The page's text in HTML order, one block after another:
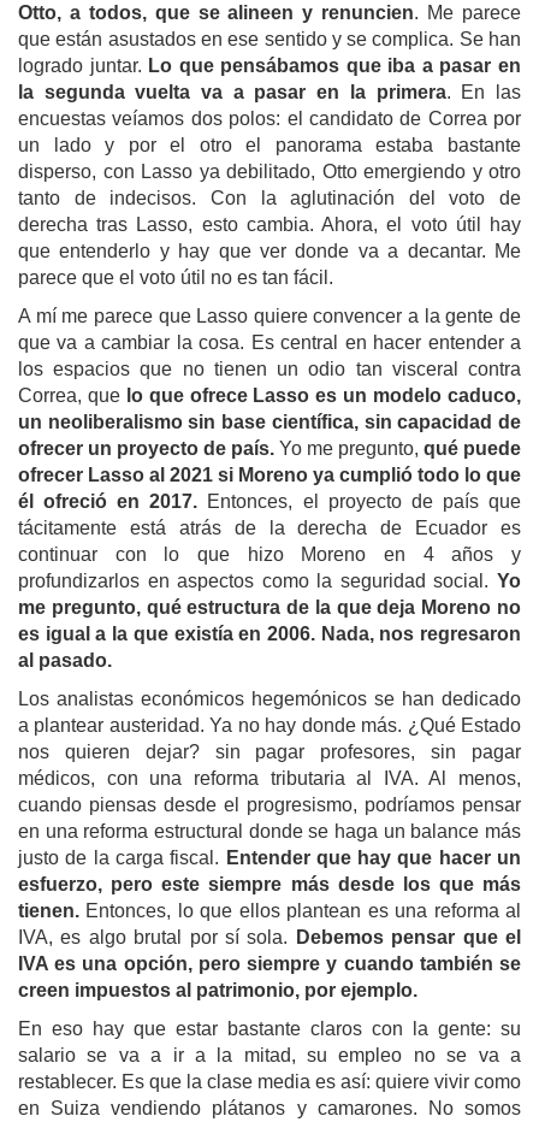
Otto, a todos, que se alineeny renuncien. Me parece
que están asustados en ese sentido y se complica. Se han
logrado juntar. Lo que pensábamos que iba a pasar en
la segunda vuelta va a pasar en la primera. En las
encuestas veíamos dos polos: el candidato de Correa por
un lado y por el otro el panorama estaba bastante
disperso, con Lasso ya debilitado, Otto emergiendo y otro
tanto de indecisos. Con la aglutinación del voto de
derecha tras Lasso, esto cambia. Ahora, el voto útil hay
que entenderlo y hay que ver donde va a decantar. Me
parece que el voto útil no es tan fácil.
A mí me parece que Lasso quiere convencer a la gente de
que va a cambiar la cosa. Es central en hacer entender a
los espacios que no tienen un odio tan visceral contra
Correa, quelo que ofrece Lasso es un modelo caduco,
un neoliberalismo sin base científica, sin capacidad de
ofrecer un proyecto de país. Yo me pregunto, qué puede
ofrecer Lasso al 2021 si Moreno ya cumplió todo lo que
él ofrecióen 2017. Entonces, el proyecto de país que
tácitamente está atrás de la derecha de Ecuador es
continuar con lo que hizo Moreno en 4 años y
profundizarlos en aspectos como la seguridad social. Yo
me pregunto, qué estructura de la que deja Moreno no
es igual a la que existía en 2006. Nada, nos regresaron
al pasado.
Los analistas económicos hegemónicos se han dedicado
a plantear austeridad. Ya no hay donde más. ¿Qué Estado
nos quieren dejar? sin pagar profesores, sin pagar
médicos, con una reforma tributaria al IVA.Al menos,
cuando piensas desde el progresismo, podríamos pensar
en una reforma estructural donde se haga un balance más
justo de la carga fiscal . Entender que hay que hacer un
esfuerzo, pero este siempre más desde los que más
tienen. Entonces, lo que ellos plantean es una reforma al
IVA, es algo brutal por sí sola.
Debemos pensar que el
IVA es una opción, perosiempre y cuando también se
creen impuestos al patrimonio, por ejemplo.
En eso hay que estar bastante claros con la gente: su
salario se va a ir a la mitad, su empleo no se va a
restablecer. Es que la clase media es así: quiere vivir como
en Suiza vendiendo plátanos y camarones. No somos